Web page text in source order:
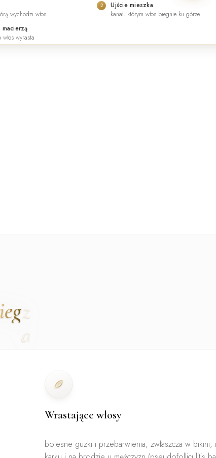
wychodzi włos
2
Ujście mieszka
kanał, którym włos biegnie ku górze
wyrasta
Wrastające włosy
bolesne guzki i przebarwienia, zwłaszcza w bikini,